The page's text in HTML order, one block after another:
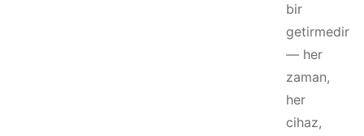
bir
getirmedir
— her
zaman,
her
cihaz,